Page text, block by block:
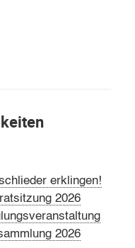
erklingen!
2026
2026